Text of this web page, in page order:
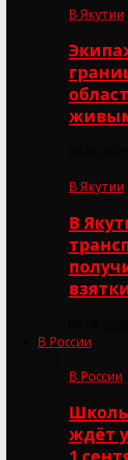
В Якутии
живым
В Якутии
В
В России
В России
ждёт